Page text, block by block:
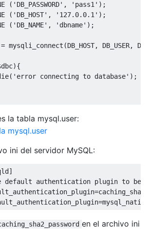
( 'DB_PASSWORD' , 'pass1' );
( 'DB_HOST' , '127.0.0.1' );
( 'DB_NAME' , 'dbname' );
mysqli_connect(DB_HOST, DB_USER,
( 'error connecting to database'
la tabla mysql.user:
ini del servidor MySQL:
default authentication plugin to be
en el archivo ini